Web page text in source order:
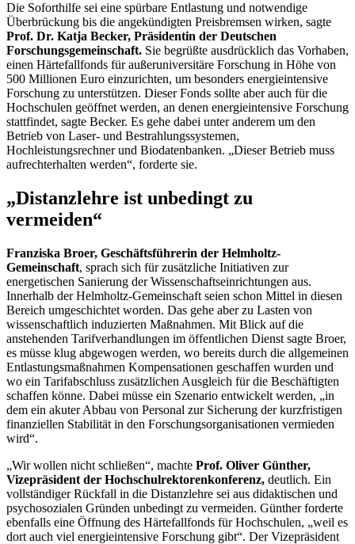
Die Soforthilfe sei eine spürbare Entlastung und notwendige
Überbrückung bis die angekündigten Preisbremsen wirken, sagte
Prof. Dr. Katja Becker, Präsidentin der Deutschen
Forschungsgemeinschaft. Sie begrüßte ausdrücklich das Vorhaben,
einen Härtefallfonds für außeruniversitäre Forschung in Höhe von
500 Millionen Euro einzurichten, um besonders energieintensive
Forschung zu unterstützen. DieserFonds sollte aber auch für die
Hochschulen geöffnet werden, an denen energieintensive Forschung
stattfindet, sagte Becker. Es gehe dabei unter anderem um den
Betrieb von Laser- und Bestrahlungssystemen,
Hochleistungsrechner und Biodatenbanken. „Dieser Betrieb muss
aufrechterhalten werden“, forderte sie.
„Distanzlehre ist unbedingt zu
vermeiden“
Franziska Broer, Geschäftsführerin der Helmholtz-
Gemeinschaft, sprach sich für zusätzliche Initiativen zur
energetischen Sanierung der Wissenschaftseinrichtungen aus.
Innerhalb der Helmholtz-Gemeinschaft seien schon Mittel in diesen
Bereich umgeschichtet worden. Das gehe aber zu Lasten von
wissenschaftlich induzierten Maßnahmen. Mit Blick auf die
anstehenden Tarifverhandlungen im öffentlichen Dienst sagte Broer,
es müsse klug abgewogen werden, wo bereits durch die allgemeinen
Entlastungsmaßnahmen Kompensationen geschaffen wurden und
wo ein Tarifabschluss zusätzlichen Ausgleich für die Beschäftigten
schaffen könne. Dabei müsse ein Szenario entwickelt werden, „in
dem ein akuter Abbau von Personal zur Sicherung der kurzfristigen
finanziellen Stabilität in den Forschungsorganisationen vermieden
wird“.
„Wir wollen nicht schließen“, machte Prof. Oliver Günther,
Vizepräsident der Hochschulrektorenkonferenz, deutlich. Ein
vollständiger Rückfall in die Distanzlehre sei aus didaktischen und
psychosozialen Gründen unbedingt zu vermeiden. Günther forderte
ebenfalls eine Öffnung des Härtefallfonds für Hochschulen, „weil es
dort auch viel energieintensive Forschung gibt“. Der Vizepräsident